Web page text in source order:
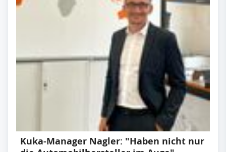
Kuka-Manager Nagler: "Haben nicht nur